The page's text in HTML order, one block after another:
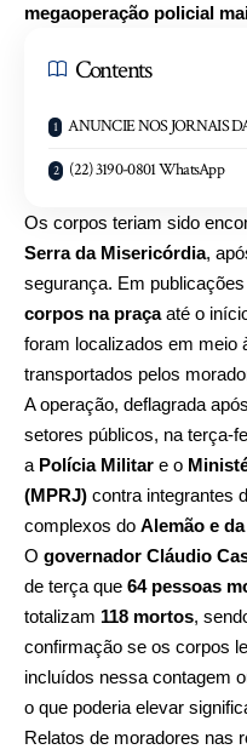
megaoperação policial
Contents
ANUNCIE NOS JORNAIS
(22) 3190-0801 WhatsApp
Os corpos teriam sido
Serra da Misericórdia,
segurança. Em
corpos na praçaaté o
foram localizados em meio
transportados pelos
A operação, deflagrada
setores públicos, na terça-
a Polícia Militar e o
(MPRJ) contra integrantes
complexos do Alemão e
O governador Cláudio
de terça que 64 pessoas
totalizam 118 mortos,
confirmação se os corpos
incluídos nessa contagem
o que poderia elevar
Relatos de moradores nas